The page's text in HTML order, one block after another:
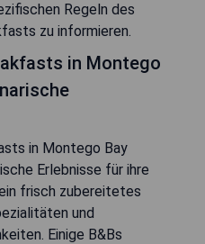
Regeln des
zu informieren.
in Montego
in Montego Bay
Erlebnisse für ihre
frisch zubereitetes
und
Einige B&Bs